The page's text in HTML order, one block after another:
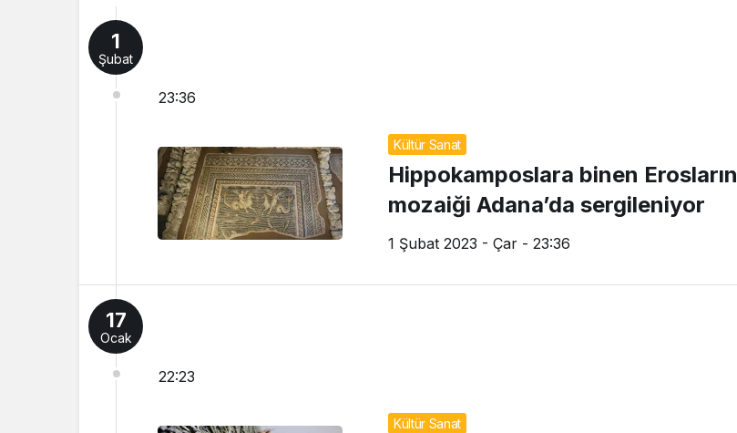
1
Şubat
23:36
Kültür Sanat
Hippokamposlara binen Erosların
mozaiği Adana’da sergileniyor
1 Şubat 2023 - Çar - 23:36
17
Ocak
22:23
Kültür Sanat